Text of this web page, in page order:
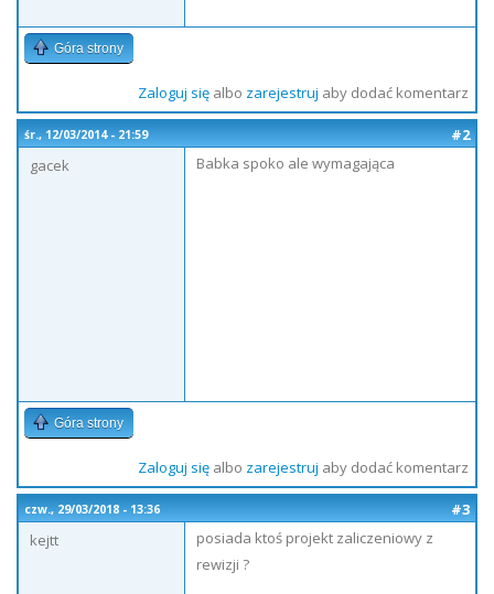
Góra strony
Zaloguj sięalbo zarejestruj aby dodać komentarz
śr., 12/03/2014 - 21:59
#2
gacek
Babka spoko ale wymagająca
Góra strony
Zaloguj sięalbo zarejestruj aby dodać komentarz
czw., 29/03/2018 - 13:36
#3
kejtt
posiada ktoś projekt zaliczeniowy z
rewizji ?